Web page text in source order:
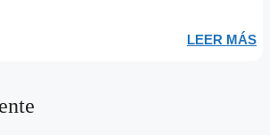
LEER MÁS